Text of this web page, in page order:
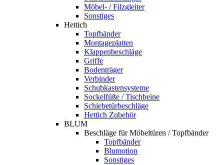
Möbel- / Filzgleiter
Sonstiges
Hettich
Topfbänder
Montageplatten
Klappenbeschläge
Griffe
Bodenträger
Verbinder
Schubkastensysteme
Sockelfüße / Tischbeine
Schiebetürbeschläge
Hettich Zubehör
BLUM
Beschläge für Möbeltüren / Topfbänder
Topfbänder
Blumotion
Sonstiges